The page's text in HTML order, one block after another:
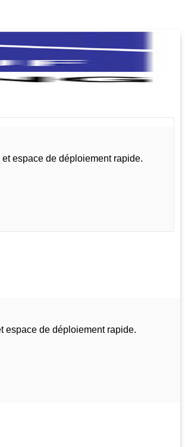
espace de déploiement rapide.
espace de déploiement rapide.